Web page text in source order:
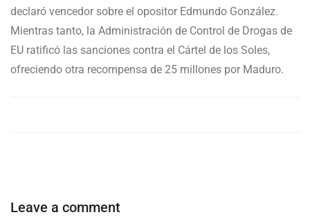
declaró vencedor sobre el opositor Edmundo González.
Mientras tanto, la Administración de Control de Drogas de
EU ratificó las sanciones contra el Cártel de los Soles,
ofreciendo otra recompensa de 25 millones por Maduro.
Leave a comment